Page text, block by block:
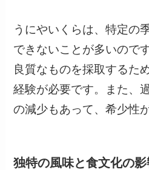
うにやいくらは、特定の
できないことが多いので
良質なものを採取するた
経験が必要です。また、
の減少もあって、希少性
独特の風味と食文化の影